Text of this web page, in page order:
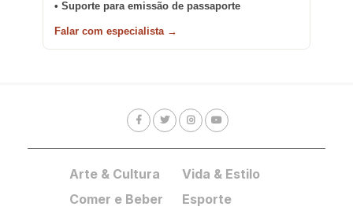
• Suporte para emissão de passaporte
Falar com especialista →
Arte & Cultura
Comer e Beber
Vida & Estilo
Esporte